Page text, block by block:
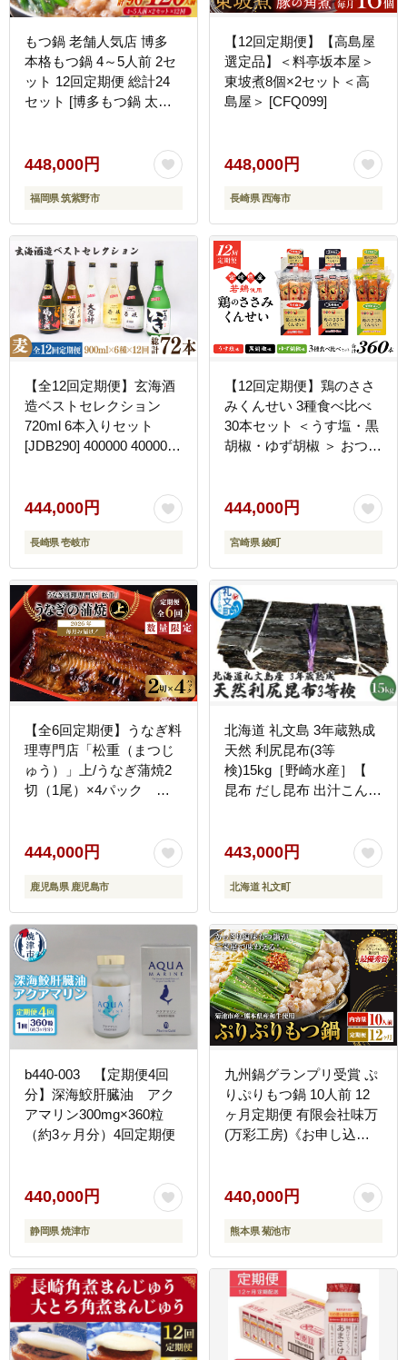
もつ鍋 老舗人気店 博多
本格もつ鍋 4～5人前 2セ
ット 12回定期便 総計24
セット [博多もつ鍋 太閤
鍋セット モツ鍋セット も
つ モツ 牛もつ 牛モツ 牛
もつ鍋 牛モツ鍋
448,000円
福岡県 筑紫野市
【12回定期便】【高島屋
選定品】＜料亭坂本屋＞
東坡煮8個×2セット＜高
島屋＞ [CFQ099]
448,000円
長崎県 西海市
【全12回定期便】玄海酒
造ベストセレクション
720ml 6本入りセット
[JDB290] 400000 400000
444,000円
長崎県 壱岐市
【12回定期便】鶏のささ
みくんせい 3種食べ比べ
30本セット ＜うす塩・黒
胡椒・ゆず胡椒 ＞ おつま
444,000円
宮崎県 綾町
【全6回定期便】うなぎ料
理専門店「松重（まつじ
ゅう）」上/うなぎ蒲焼2
切（1尾）×4パック
444,000円
鹿児島県 鹿児島市
北海道 礼文島 3年蔵熟成
天然 利尻昆布(3等
検)15kg［野崎水産］【
昆布 だし昆布 出汁こんぶ
】
443,000円
北海道 礼文町
b440-003 【定期便4回
分】深海鮫肝臓油 アク
アマリン300mg×360粒
（約3ヶ月分）4回定期便
440,000円
静岡県 焼津市
九州鍋グランプリ受賞 ぷ
りぷりもつ鍋 10人前 12
ヶ月定期便 有限会社味万
(万彩工房)《お申し込み
ツ鍋 鍋セット セット モ
ツ 牛丸腸 無添加スープ
ちゃんぽん麺 薬味付き 送
料無料 ---0000002c1-00b-
01---
440,000円
熊本県 菊池市